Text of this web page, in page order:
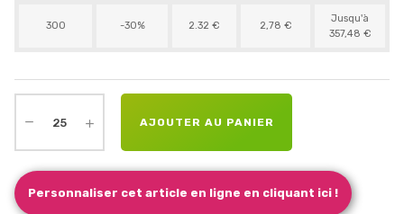
300 -30% 2.32 € 2,78 €
Jusqu'à
357,48 €
AJOUTER AU PANIER
Personnaliser cet article en ligne en cliquant ici !